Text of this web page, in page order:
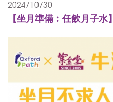
2024/10/30
【坐月準備︰任飲月子水】